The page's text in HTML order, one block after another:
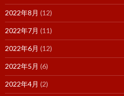
2022年8月 (12)
2022年7月 (11)
2022年6月 (12)
2022年5月 (6)
2022年4月 (2)